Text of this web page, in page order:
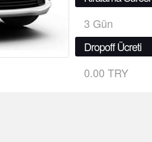
3 Gün
Dropoff Ücreti
0.00 TRY